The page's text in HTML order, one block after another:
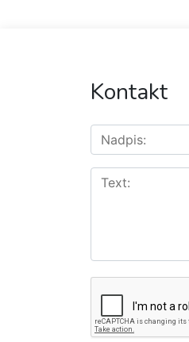
Kontakt